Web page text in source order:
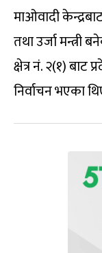
माओवादी
तथा उर्जा मन्त्री
क्षेत्र नं. २(१) बाट
निर्वाचन भएका